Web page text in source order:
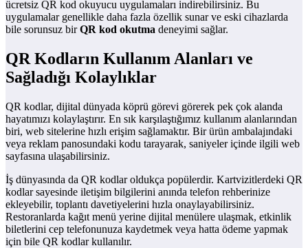
ücretsiz QR kod okuyucu uygulamaları indirebilirsiniz. Bu
uygulamalar genellikle daha fazla özellik sunar ve eski cihazlarda
bile sorunsuz birQR kod okutma deneyimi sağlar.
QR Kodların Kullanım Alanları ve
Sağladığı Kolaylıklar
QR kodlar, dijital dünyada köprü görevi görerek pek çok alanda
hayatımızı kolaylaştırır. En sık karşılaştığımız kullanım alanlarından
biri, web sitelerine hızlı erişim sağlamaktır. Bir ürün ambalajındaki
veya reklam panosundaki kodu tarayarak, saniyeler içinde ilgili web
sayfasına ulaşabilirsiniz.
İş dünyasında da QR kodlar oldukça popülerdir. Kartvizitlerdeki QR
kodlar sayesinde iletişim bilgilerini anında telefon rehberinize
ekleyebilir, toplantı davetiyelerini hızla onaylayabilirsiniz.
Restoranlarda kağıt menü yerine dijital menülere ulaşmak, etkinlik
biletlerini cep telefonunuza kaydetmek veya hatta ödeme yapmak
için bile QR kodlar kullanılır.